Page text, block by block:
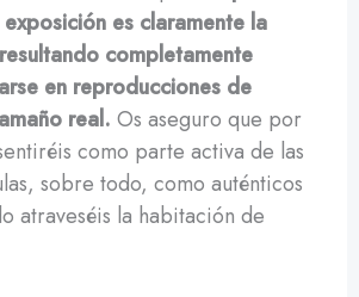
es claramente la
completamente
en reproducciones de
real. Os aseguro que por
como parte activa de las
sobre todo, como auténticos
atraveséis la habitación de